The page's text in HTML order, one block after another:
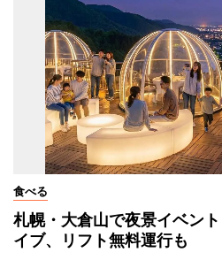
食べる
札幌・大倉山で夜景イベン
イブ、リフト無料運行も